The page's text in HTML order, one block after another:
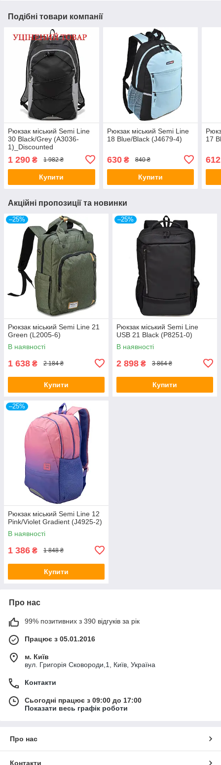
Подібні товари компанії
Рюкзак міський Semi Line
30 Black/Grey (A3036-
1)_Discounted
1 290 ₴ 1 982 ₴
Купити
Рюкзак міський Semi Line
18 Blue/Black (J4679-4)
630₴ 840 ₴
Купити
17
612
Акційні пропозиції та новинки
–25%
Рюкзак міський Semi Line 21
Green (L2005-6)
В наявності
1 638 ₴ 2 184 ₴
Купити
–25%
Рюкзак міський Semi Line
USB 21 Black (P8251-0)
В наявності
2 898 ₴ 3 864 ₴
Купити
–25%
Рюкзак міський Semi Line 12
Pink/Violet Gradient (J4925-2)
В наявності
1 386 ₴ 1 848 ₴
Купити
Про нас
99% позитивних з 390 відгуків за рік
Працює з 05.01.2016
м. Київ
вул. Григорія Сковороди,1, Київ, Україна
Контакти
Сьогодні працює з 09:00 до 17:00
Показати весь графік роботи
Про нас
Контакти